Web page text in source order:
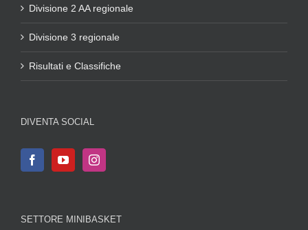
Divisione 2 AA regionale
Divisione 3 regionale
Risultati e Classifiche
DIVENTA SOCIAL
SETTORE MINIBASKET